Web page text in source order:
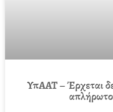
ΥπΑΑΤ – Έρχεται